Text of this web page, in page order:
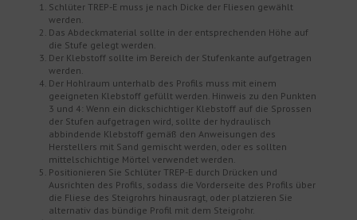
Schlüter TREP-E muss je nach Dicke der Fliesen gewählt
werden.
Das Abdeckmaterial sollte in der entsprechenden Höhe auf
die Stufe gelegt werden.
Der Klebstoff sollte im Bereich der Stufenkante aufgetragen
werden.
Der Hohlraum unterhalb des Profils muss mit einem
geeigneten Klebstoff gefüllt werden. Hinweis zu den Punkten
3 und 4: Wenn ein dickschichtiger Klebstoff auf die Sprossen
der Stufen aufgetragen wird, sollte der hydraulisch
abbindende Klebstoff gemäß den Anweisungen des
Herstellers mit Sand gemischt werden, oder es sollten
mittelschichtige Mörtel verwendet werden.
Positionieren Sie Schlüter TREP-E durch Drücken und
Ausrichten des Profils, sodass die Vorderseite des Profils über
die Fliese des Steigrohrs hinausragt, oder platzieren Sie
alternativ das bündige Profil mit dem Steigrohr.